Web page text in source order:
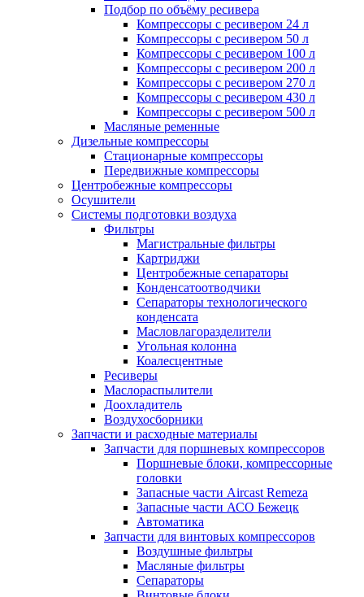
Подбор по объёму ресивера
Компрессоры с ресивером 24 л
Компрессоры с ресивером 50 л
Компрессоры с ресивером 100 л
Компрессоры с ресивером 200 л
Компрессоры с ресивером 270 л
Компрессоры с ресивером 430 л
Компрессоры с ресивером 500 л
Масляные ременные
Дизельные компрессоры
Стационарные компрессоры
Передвижные компрессоры
Центробежные компрессоры
Осушители
Системы подготовки воздуха
Фильтры
Магистральные фильтры
Картриджи
Центробежные сепараторы
Конденсатоотводчики
Сепараторы технологического
конденсата
Масловлагоразделители
Угольная колонна
Коалесцентные
Ресиверы
Маслораспылители
Доохладитель
Воздухосборники
Запчасти и расходные материалы
Запчасти для поршневых компрессоров
Поршневые блоки, компрессорные
головки
Запасные части Aircast Remeza
Запасные части АСО Бежецк
Автоматика
Запчасти для винтовых компрессоров
Воздушные фильтры
Масляные фильтры
Сепараторы